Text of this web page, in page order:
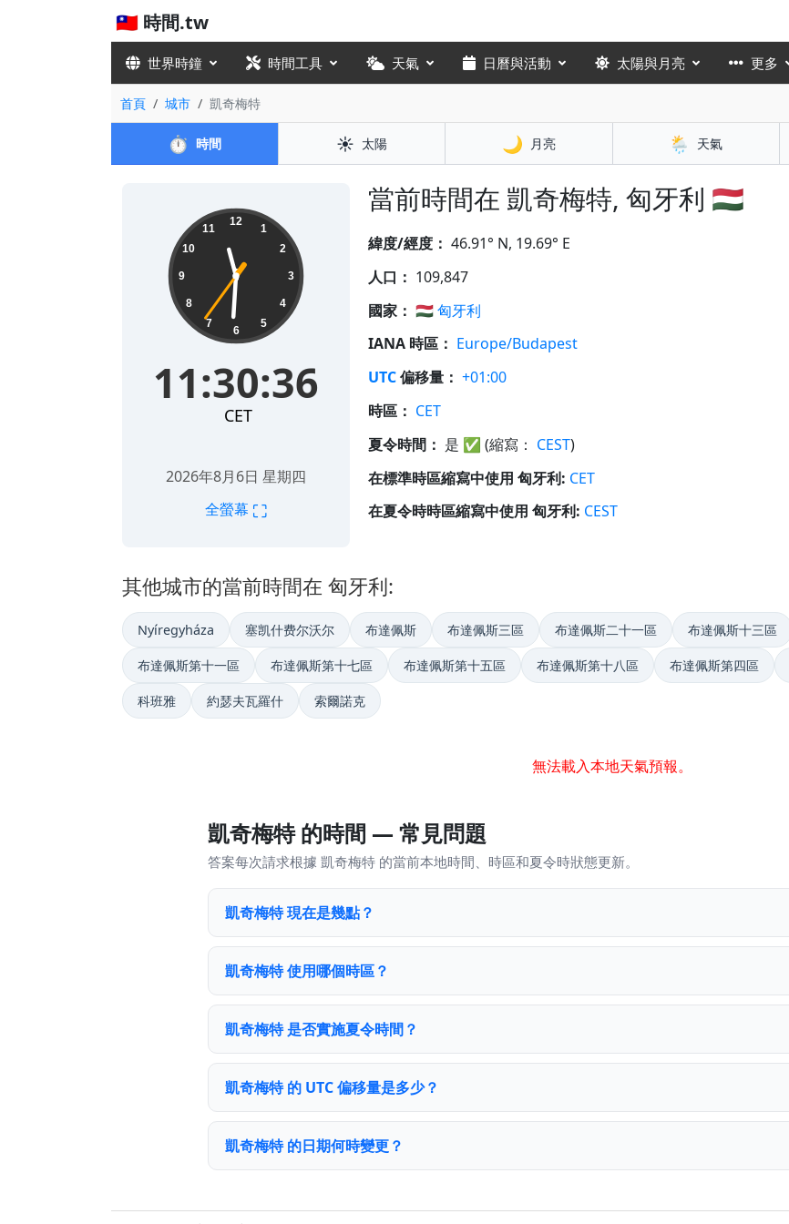
🇹🇼 時間.tw
世界時鐘 時間工具 天氣 日曆與活動 太陽與月亮 更多
首頁 城市 凱奇梅特
⏱️ 時間 ☀️ 太陽 🌙 月亮 🌦️ 天氣
當前時間在 凱奇梅特, 匈牙利 🇭🇺
11:30:37 12
1
2
3
4
5
6
7
8
9
10
11
11:30:37
CET
2026年8月6日 星期四
全螢幕 ⛶
緯度/經度： 46.91° N, 19.69° E
人口： 109,847
國家： 🇭🇺匈牙利
IANA 時區： Europe/Budapest
UTC偏移量： +01:00
時區： CET
夏令時間： 是 ✅ (縮寫： CEST)
在標準時區縮寫中使用 匈牙利: CET
在夏令時時區縮寫中使用 匈牙利: CEST
其他城市的當前時間在 匈牙利:
Nyíregyháza 塞凯什费尔沃尔 布達佩斯 布達佩斯三區 布達佩斯二十一區 布達佩斯十三區
布達佩斯第十一區 布達佩斯第十七區 布達佩斯第十五區 布達佩斯第十八區 布達佩斯第四區
科班雅 約瑟夫瓦羅什 索爾諾克
無法載入本地天氣預報。
凱奇梅特 的時間 — 常見問題
答案每次請求根據 凱奇梅特 的當前本地時間、時區和夏令時狀態更新。
凱奇梅特 現在是幾點？
凱奇梅特 使用哪個時區？
凱奇梅特 是否實施夏令時間？
凱奇梅特 的 UTC 偏移量是多少？
凱奇梅特 的日期何時變更？